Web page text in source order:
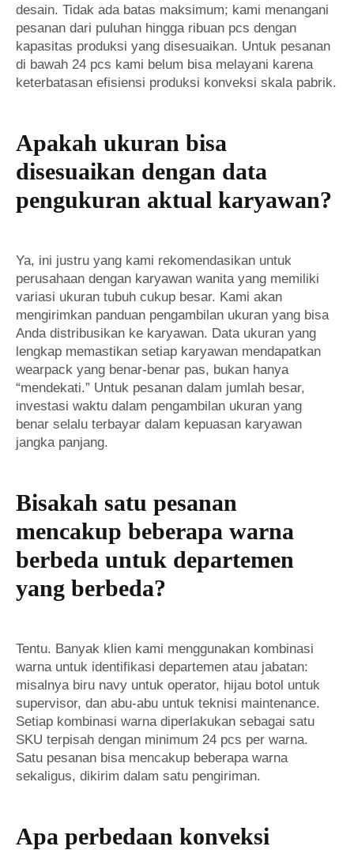
desain. Tidak ada batas maksimum; kami menangani
pesanan dari puluhan hingga ribuan pcs dengan
kapasitas produksi yang disesuaikan. Untuk pesanan
di bawah 24 pcs kami belum bisa melayani karena
keterbatasan efisiensi produksi konveksi skala pabrik.
Apakah ukuran bisa
disesuaikan dengan data
pengukuran aktual karyawan?
Ya, ini justru yang kami rekomendasikan untuk
perusahaan dengan karyawan wanita yang memiliki
variasi ukuran tubuh cukup besar. Kami akan
mengirimkan panduan pengambilan ukuran yang bisa
Anda distribusikan ke karyawan. Data ukuran yang
lengkap memastikan setiap karyawan mendapatkan
wearpack yang benar-benar pas, bukan hanya
“mendekati.” Untuk pesanan dalam jumlah besar,
investasi waktu dalam pengambilan ukuran yang
benar selalu terbayar dalam kepuasan karyawan
jangka panjang.
Bisakah satu pesanan
mencakup beberapa warna
berbeda untuk departemen
yang berbeda?
Tentu. Banyak klien kami menggunakan kombinasi
warna untuk identifikasi departemen atau jabatan:
misalnya biru navy untuk operator, hijau botol untuk
supervisor, dan abu-abu untuk teknisi maintenance.
Setiap kombinasi warna diperlakukan sebagai satu
SKU terpisah dengan minimum 24 pcs per warna.
Satu pesanan bisa mencakup beberapa warna
sekaligus, dikirim dalam satu pengiriman.
Apa perbedaan konveksi